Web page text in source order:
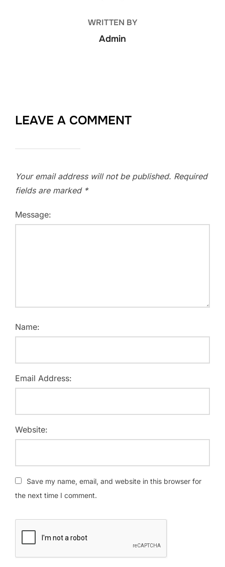
WRITTEN BY
Admin
LEAVE A COMMENT
Your email address will not be published. Required
fields are marked *
Message:
Name:
Email Address:
Website:
Save my name, email, and website in this browser for
the next time I comment.